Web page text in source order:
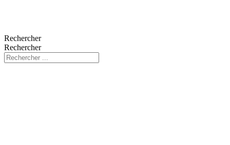
Rechercher
Rechercher